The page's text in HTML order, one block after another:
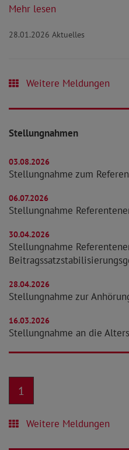
Mehr lesen
28.01.2026 Aktuelles
Weitere Meldungen
Stellungnahmen
03.08.2026
Stellungnahme zum
06.07.2026
Stellungnahme
30.04.2026
Stellungnahme
28.04.2026
Stellungnahme zur
16.03.2026
Stellungnahme an die
1
Weitere Meldungen